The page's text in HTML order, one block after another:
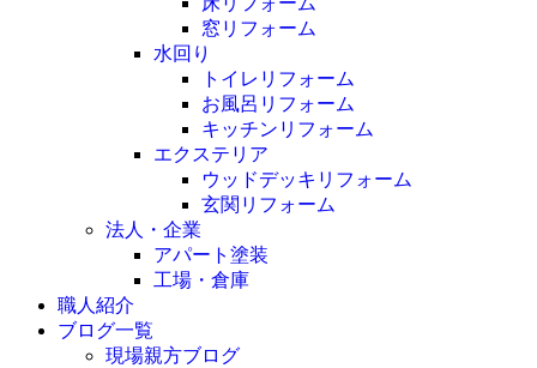
窓リフォーム
水回り
トイレリフォーム
お風呂リフォーム
キッチンリフォーム
エクステリア
ウッドデッキリフォーム
玄関リフォーム
法人・企業
アパート塗装
工場・倉庫
職人紹介
ブログ一覧
現場親方ブログ